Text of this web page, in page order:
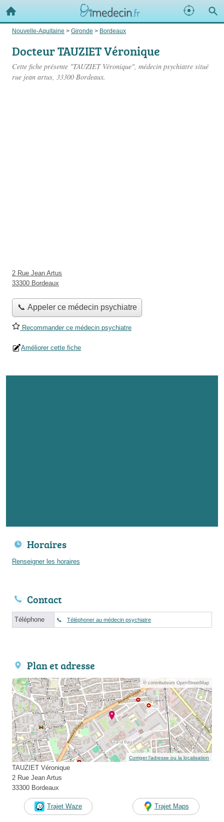
Nouvelle-Aquitaine > Gironde > Bordeaux
Docteur TAUZIET Véronique
Cette fiche présente "TAUZIET Véronique", médecin psychiatre situé
rue jean artus, 33300 Bordeaux.
2 Rue Jean Artus
33300 Bordeaux
📞 Appeler ce médecin psychiatre
Recommander ce médecin psychiatre
Améliorer cette fiche
Horaires
Renseigner les horaires
Contact
Téléphone Téléphoner au médecin psychiatre
Plan et adresse
© contributeurs OpenStreetMap
Corriger l’adresse ou la localisation
TAUZIET Véronique
2 Rue Jean Artus
33300 Bordeaux
Trajet Waze Trajet Maps